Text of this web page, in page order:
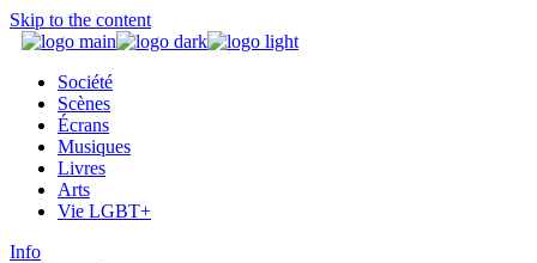
Skip to the content
Société
Scènes
Écrans
Musiques
Livres
Arts
Vie LGBT+
Info